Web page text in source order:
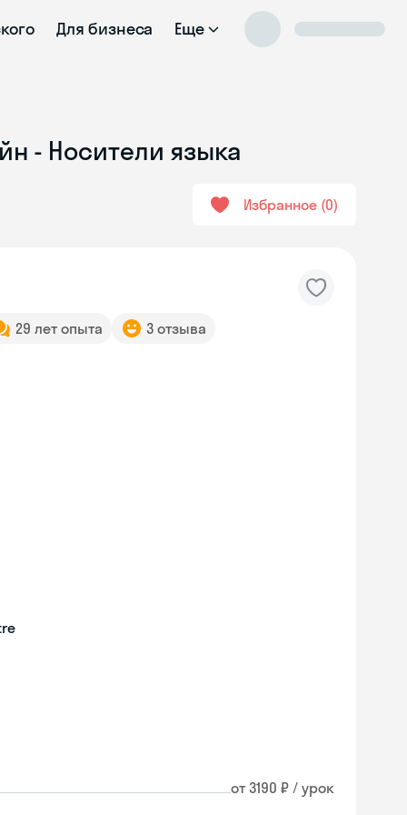
Для бизнеса Еще
- Носители языка
Избранное 0
29 лет опыта 3 отзыва
от 3190 ₽ / урок